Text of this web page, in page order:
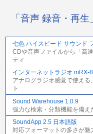
「音声 録音・再
七色 ハイスピード サウンド
CDや音声ファイルから「高
ティ
インターネットラジオ mRX-
アナログラジオ感覚で使え
ト
Sound Warehouse 1.0.9
強力な検索・分類機能を備
SoundApp 2.5 日本語版
対応フォーマットの多さが魅